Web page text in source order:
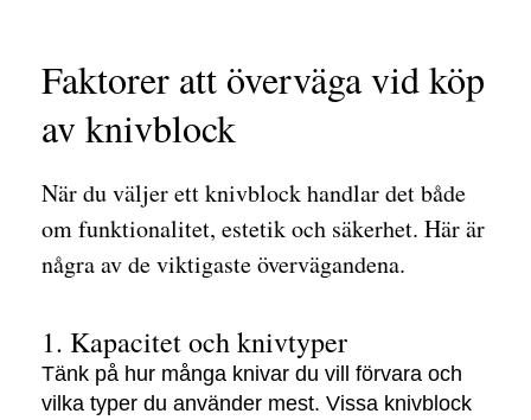
Faktorer att överväga vid köp
av knivblock
När du väljer ett knivblock handlar det både
om funktionalitet, estetik och säkerhet. Här är
några av de viktigaste övervägandena.
1. Kapacitet och knivtyper
Tänk på hur många knivar du vill förvara och
vilka typer du använder mest. Vissa knivblock